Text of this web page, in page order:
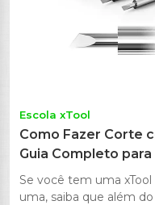
Escola xTool
Como Fazer Corte
Guia Completo
Se você tem uma
uma, saiba que além